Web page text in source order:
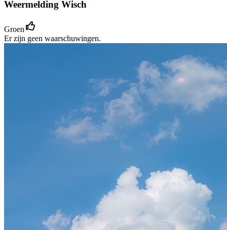
Weermelding Wisch
Groen
Er zijn geen waarschuwingen.